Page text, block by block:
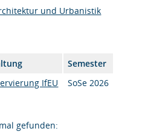
und Urbanistik
Semester
IfEU
SoSe 2026
mal gefunden: